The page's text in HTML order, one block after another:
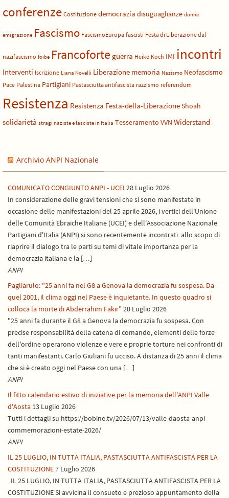
conferenze Costituzione democrazia disuguaglianze donne
emigrazione Fascismo FascismoEuropa fascisti Festa di Liberazione dal
nazifascismo foibe Francoforte guerra Heiko Koch IMI incontri
Interventi Iscrizione Liana Novelli Liberazione memoria Nazismo Neofascismo
Pace Palestina Partigiani Pastasciutta antifascista razzismo referendum
Resistenza Resistenza Festa-della-LiberazioneShoah
solidarietà stragi naziste e fasciste in Italia Tesseramento VVN Widerstand
Archivio ANPI Nazionale
COMUNICATO CONGIUNTO ANPI - UCEI 28 Luglio 2026
In considerazione delle gravi tensioni che si sono manifestate in
occasione delle manifestazioni del 25 aprile 2026, i vertici dell'Unione
delle Comunità Ebraiche Italiane (UCEI) e dell'Associazione Nazionale
Partigiani d'Italia (ANPI) si sono recentemente incontrati allo scopo di
riaprire il dialogo tra le parti su temi di vitale importanza per la
democrazia italiana e la […]
ANPI
Pagliarulo: "25 anni fa nel G8 a Genova la democrazia fu sospesa. Da
quel 2001, il clima oggi nel Paese è inquietante. In questo quadro si
colloca la morte di Abderrahim Fakir" 20 Luglio 2026
"25 anni fa durante il G8 a Genova la democrazia fu sospesa. Con
precise responsabilità della catena di comando, elementi delle forze
dell'ordine operarono violenze e vere e proprie torture nei confronti di
tanti manifestanti. Carlo Giuliani fu ucciso. A distanza di 25 anni il clima
che si è creato oggi nel Paese con una […]
ANPI
Il fitto calendario estivo di iniziative per la memoria dell'ANPI Valle
d'Aosta 13 Luglio 2026
Tutti i dettagli su https://bobine.tv/2026/07/13/valle-daosta-anpi-
commemorazioni-estate-2026/
ANPI
IL 25 LUGLIO, IN TUTTA ITALIA, PASTASCIUTTA ANTIFASCISTA PER LA
COSTITUZIONE7 Luglio 2026
IL 25 LUGLIO, IN TUTTA ITALIA, PASTASCIUTTA ANTIFASCISTA PER LA
COSTITUZIONE Si avvicina il consueto e prezioso appuntamento della